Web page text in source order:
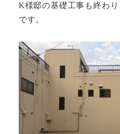
K様邸の基礎工事も終わ
です。